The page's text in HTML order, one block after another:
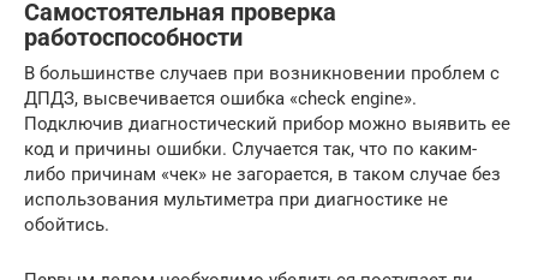
Самостоятельная проверка
работоспособности
В большинстве случаев при возникновении проблем с
ДПДЗ, высвечивается ошибка «check engine».
Подключив диагностический прибор можно выявить ее
код и причины ошибки. Случается так, что по каким-
либо причинам «чек» не загорается, в таком случае без
использования мультиметра при диагностике не
обойтись.